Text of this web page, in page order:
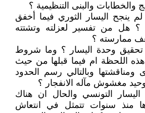
والخطابات والبنى التنظيمية ؟
ينجح اليسار الثوري فيما أخفق
؟ هل من تفسير لعزلته وتشتته
ممارسته ؟
وحدة اليسار ؟ وما شروط
اللحظة ام فيما قبلها من حيث
ومناقشتها وبالتالي رسم الحدود
مغشوش مآله الانفجار ؟
التونسي والحال ان هناك
منذ سنوات تتمثل في انتعاش